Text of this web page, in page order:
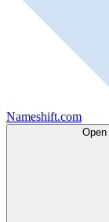
Nameshift.com